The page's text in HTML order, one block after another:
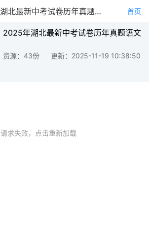
2025年湖北最新中考试卷历年真题语文 首页
2025年湖北最新中考试卷历年真题语文
资源：43份 更新：2025-11-19 10:38:50
请求失败，点击重新加载